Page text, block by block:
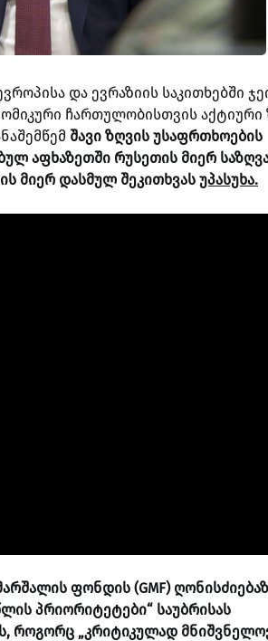
და ევრაზიის საკითხებში
ჩართულობისთვის აქტიური
შავი ზღვის უსაფრთხოების
აფხაზეთში რუსეთის მიერ
მიერ დასმულ შეკითხვას უპასუხა.
ფონდის (GMF)
პრიორიტეტები“ საუბრისას
როგორც „კრიტიკულად